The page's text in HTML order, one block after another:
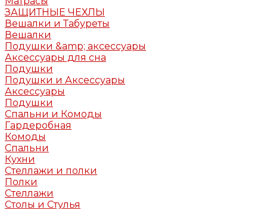
ЗАЩИТНЫЕ ЧЕХЛЫ
Вешалки и Табуреты
Вешалки
Подушки &amp; аксессуары
Аксессуары для сна
Подушки
Подушки и Аксессуары
Аксессуары
Подушки
Спальни и Комоды
Гардеробная
Комоды
Спальни
Кухни
Стеллажи и полки
Полки
Стеллажи
Столы и Стулья